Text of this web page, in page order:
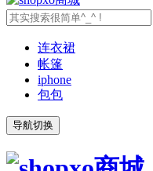
连衣裙
帐篷
iphone
包包
导航切换